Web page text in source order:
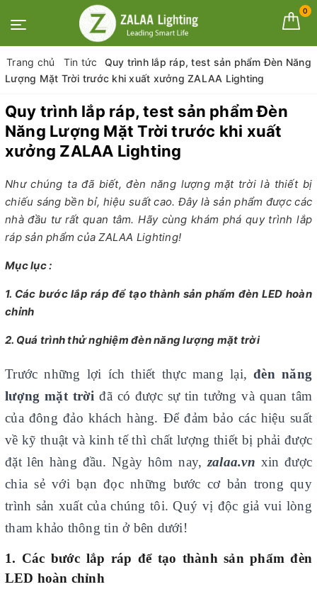
0
Trang chủ Tin tức
Quy trình lắp ráp, test sản phẩm Đèn Năng
Lượng Mặt Trời trước khi xuất xưởng ZALAA Lighting
Quy trình lắp ráp, test sản phẩm Đèn
Năng Lượng Mặt Trời trước khi xuất
xưởng ZALAA Lighting
Như chúng ta đã biết, đèn năng lượng mặt trời là thiết bị
chiếu sáng bền bỉ, hiệu suất cao. Đây là sản phẩm được các
nhà đầu tư rất quan tâm. Hãy cùng khám phá quy trình lắp
ráp sản phẩm của ZALAA Lighting!
Mục lục :
1. Các bước lắp ráp để tạo thành sản phẩm đèn LED hoàn
chỉnh
2. Quá trình thử nghiệm đèn năng lượng mặt trời
Trước những lợi ích thiết thực mang lại,đèn năng
lượng mặt trời đã có được sự tin tưởng và quan tâm
của đông đảo khách hàng. Để đảm bảo các hiệu suất
về kỹ thuật và kinh tế thì chất lượng thiết bị phải được
đặt lên hàng đầu. Ngày hôm nay, zalaa.vn xin được
chia sẻ với bạn đọc những bước cơ bản trong quy
trình sản xuất của chúng tôi. Quý vị độc giả vui lòng
tham khảo thông tin ở bên dưới!
1. Các bước lắp ráp để tạo thành sản phẩm đèn
LED hoàn chỉnh